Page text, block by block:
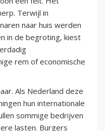
Terwijl in
naar huis werden
in de begroting, kiest
rem of economische
Als Nederland deze
hun internationale
sommige bedrijven
lasten. Burgers